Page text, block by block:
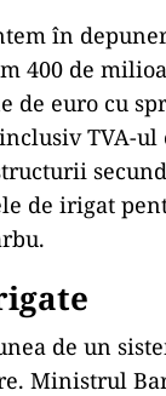
în
400 de
de euro cu
TVA-
de irigat
de un
Ministrul